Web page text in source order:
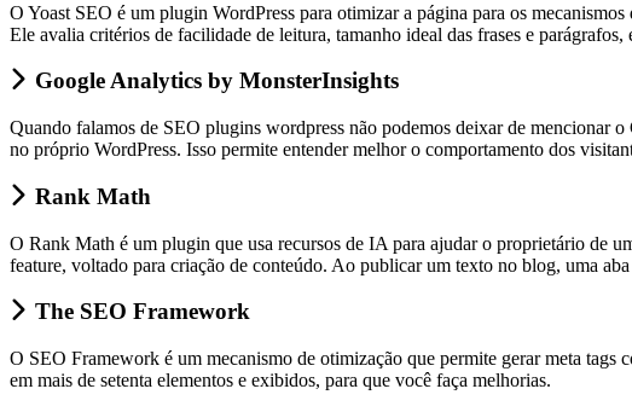
O Yoast SEO é um plugin WordPress para otimizar a página para os
Ele avalia critérios de facilidade de leitura, tamanho ideal das frases e parágrafos,
Google Analytics by MonsterInsights
Quando falamos de SEO plugins wordpress não podemos deixar de mencionar
no próprio WordPress. Isso permite entender melhor o comportamento dos
Rank Math
O Rank Math é um plugin que usa recursos de IA para ajudar o proprietário de
feature, voltado para criação de conteúdo. Ao publicar um texto no blog, uma
The SEO Framework
O SEO Framework é um mecanismo de otimização que permite gerar meta tags
em mais de setenta elementos e exibidos, para que você faça melhorias.